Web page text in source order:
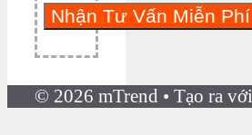
© 2026 mTrend • Tạo ra với